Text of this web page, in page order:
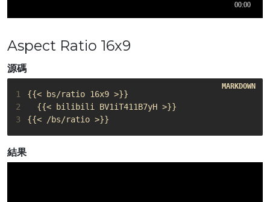
Aspect Ratio 16x9
源碼
1
2
3
{{< /bs/ratio >}}
結果